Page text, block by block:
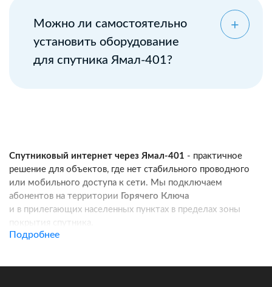
Можно ли самостоятельно
установить оборудование
для спутника Ямал-401?
Спутниковый интернет через Ямал-401 - практичное
решение для объектов, где нет стабильного проводного
или мобильного доступа к сети. Мы подключаем
абонентов на территории Горячего Ключа
и в прилегающих населенных пунктах в пределах зоны
покрытия спутника.
Подробнее